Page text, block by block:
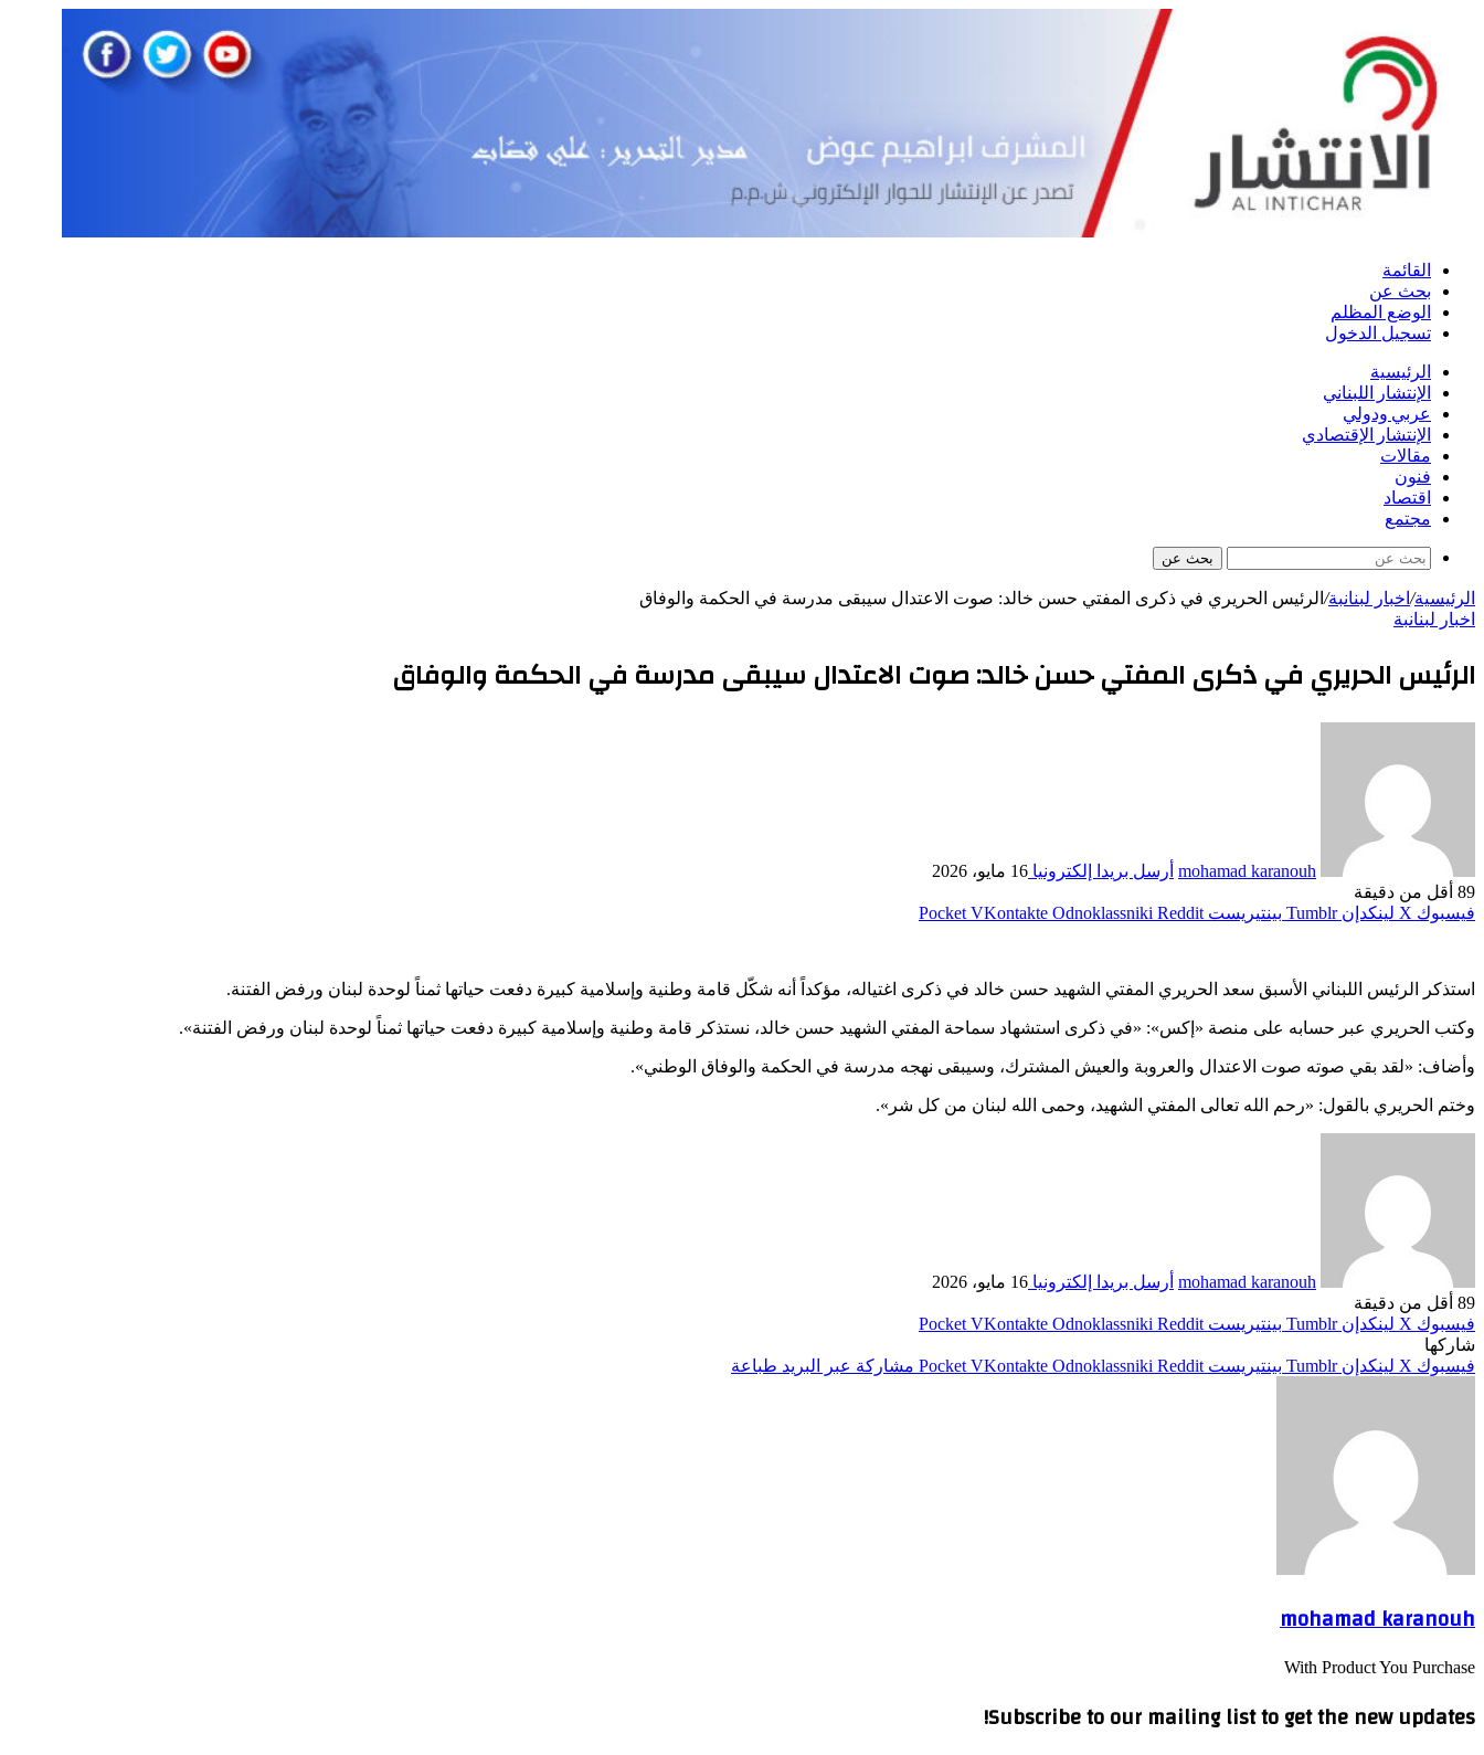
القائمة
بحث عن
الوضع المظلم
تسجيل الدخول
الرئيسية
الإنتشار اللبناني
عربي ودولي
الإنتشار الإقتصادي
مقالات
فنون
اقتصاد
مجتمع
بحث عن
الرئيسية/ اخبار لبنانبة/ الرئيس الحريري في ذكرى المفتي حسن خالد: صوت الاعتدال سيبقى مدرسة في الحكمة والوفاق
اخبار لبنانبة
الرئيس الحريري في ذكرى المفتي حسن خالد: صوت الاعتدال سيبقى مدرسة في الحكمة والوفاق
mohamad karanouh أرسل بريدا إلكترونيا 16 مايو، 2026
89 أقل من دقيقة
فيسبوك ‫X لينكدإن بينتيريست Odnoklassniki
‫Pocket
استذكر الرئيس اللبناني الأسبق سعد الحريري المفتي الشهيد حسن خالد في ذكرى اغتياله، مؤكداً أنه شكّل قامة وطنية وإسلامية كبيرة دفعت حياتها ثمناً لوحدة لبنان ورفض الفتنة.
وكتب الحريري عبر حسابه على منصة «إكس»: «في ذكرى استشهاد سماحة المفتي الشهيد حسن خالد، نستذكر قامة وطنية وإسلامية كبيرة دفعت حياتها ثمناً لوحدة لبنان ورفض الفتنة».
وأضاف: «لقد بقي صوته صوت الاعتدال والعروبة والعيش المشترك، وسيبقى نهجه مدرسة في الحكمة والوفاق الوطني».
وختم الحريري بالقول: «رحم الله تعالى المفتي الشهيد، وحمى الله لبنان من كل شر».
mohamad karanouh أرسل بريدا إلكترونيا 16 مايو، 2026
89 أقل من دقيقة
فيسبوك ‫X لينكدإن بينتيريست Odnoklassniki
‫Pocket
شاركها
فيسبوك ‫X لينكدإن بينتيريست Odnoklassniki
‫Pocket مشاركة عبر البريد طباعة
mohamad karanouh
With Product You Purchase
Subscribe to our mailing list to get the new updates!